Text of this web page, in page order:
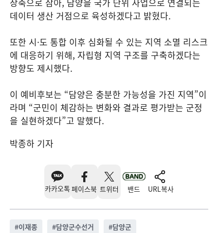
데이터 생산 거점으로 육성하겠다고 밝혔다.
또한 시·도 통합 이후 심화될 수 있는 지역 소멸 리스크
에 대응하기 위해, 자립형 지역 구조를 구축하겠다는
방향도 제시했다.
이 예비후보는 “담양은 충분한 가능성을 가진 지역”이
라며 “군민이 체감하는 변화와 결과로 평가받는 군정
을 실현하겠다”고 말했다.
박종하 기자
카카오톡 페이스북 트위터 밴드 URL복사
#이재종 #담양군수선거 #담양군